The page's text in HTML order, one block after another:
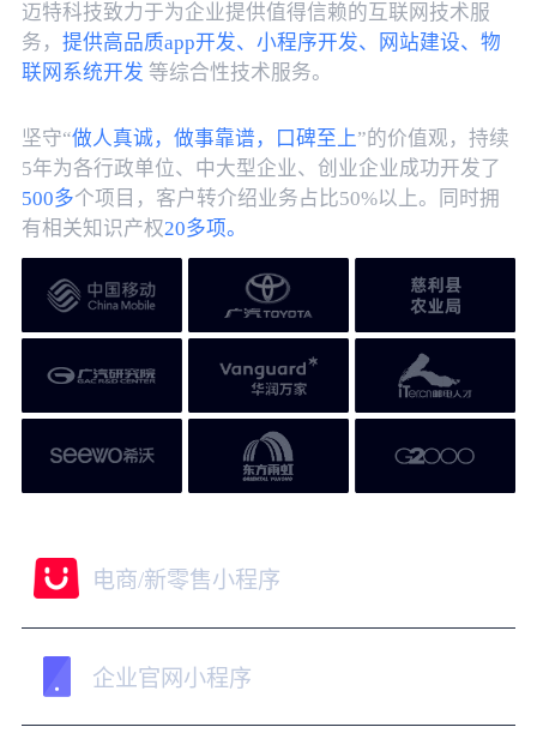
迈特科技致力于为企业提供值得信赖的互联网技术服
务， 提供高品质app开发、小程序开发、网站建设、物
联网系统开发 等综合性技术服务。
坚守“做人真诚，做事靠谱，口碑至上”的价值观，持续
5年为各行政单位、中大型企业、创业企业成功开发了
500多个项目，客户转介绍业务占比50%以上。同时拥
有相关知识产权20多项。
电商/新零售小程序
企业官网小程序